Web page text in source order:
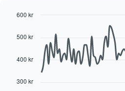
Diagrammets
akse
ukedagene.
Diagrammets
Y-
with
data
points.
Diagrammet
300 kr
400 kr
500 kr
600 kr